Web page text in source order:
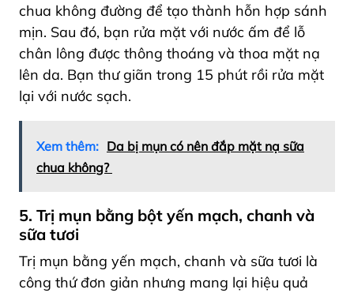
chua không đường để tạo thành hỗn hợp sánh
mịn. Sau đó, bạn rửa mặt với nước ấm để lỗ
chân lông được thông thoáng và thoa mặt nạ
lên da. Bạn thư giãn trong 15 phút rồi rửa mặt
lại với nước sạch.
Xem thêm: Da bị mụn có nên đắp mặt nạ sữa
chua không?
5. Trị mụn bằng bột yến mạch, chanh và
sữa tươi
Trị mụn bằng yến mạch, chanh và sữa tươi là
công thứ đơn giản nhưng mang lại hiệu quả